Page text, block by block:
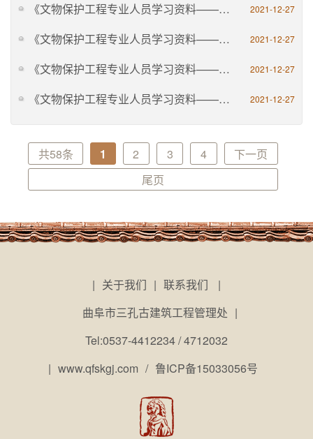
《文物保护工程专业人员学习资料——近现代重要史迹及代表性建筑》 2021-12-27
《文物保护工程专业人员学习资料——古文化遗址古墓葬》 2021-12-27
《文物保护工程专业人员学习资料——建立实务》 2021-12-27
《文物保护工程专业人员学习资料——监理通论》 2021-12-27
共58条 1 2 3 4
下一页
尾页
| 关于我们 | 联系我们
|
曲阜市三孔古建筑工程管理处 |
Tel:0537-4412234 / 4712032
| www.qfskgj.com / 鲁ICP备15033056号